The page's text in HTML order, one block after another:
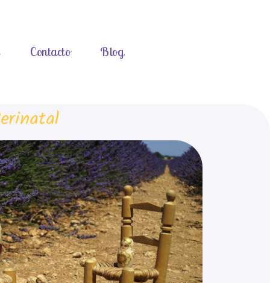
Contacto Blog